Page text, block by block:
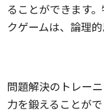
ることができます
クゲームは、論理
問題解決のトレー
力を鍛えることが